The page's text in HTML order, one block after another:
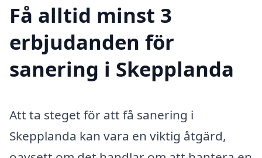
Få alltid minst 3
erbjudanden för
sanering i Skepplanda
Att ta steget för att få sanering i
Skepplanda kan vara en viktig åtgärd,